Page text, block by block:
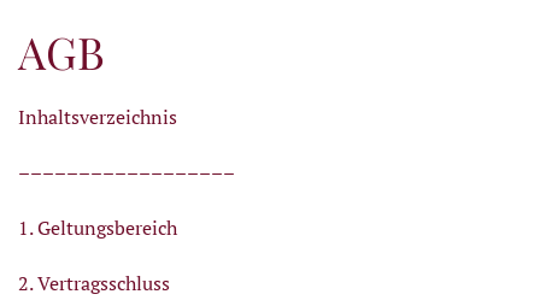
AGB
Inhaltsverzeichnis
––––––––––––––––––
1. Geltungsbereich
2. Vertragsschluss